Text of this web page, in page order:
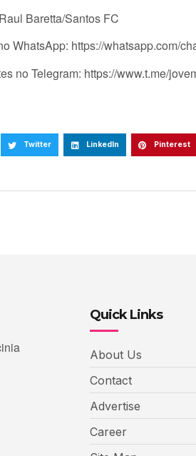
Baretta/Santos FC
WhatsApp: https://whatsapp.com/
no Telegram: https://www.t.me/
Twitter LinkedIn Pinterest
Quick Links
About Us
Contact
Advertise
Career